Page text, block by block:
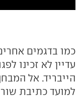
כמו בדגמים
עדיין לא זכינו
הייבריד. אל